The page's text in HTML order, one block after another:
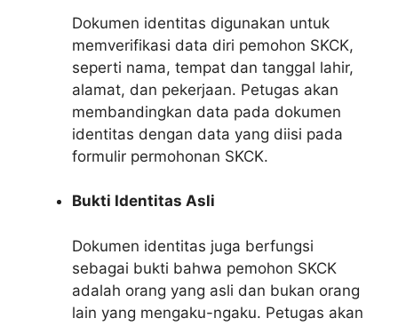
Dokumen identitas digunakan untuk
memverifikasi data diri pemohon SKCK,
seperti nama, tempat dan tanggal lahir,
alamat, dan pekerjaan. Petugas akan
membandingkan data pada dokumen
identitas dengan data yang diisi pada
formulir permohonan SKCK.
Bukti Identitas Asli
Dokumen identitas juga berfungsi
sebagai bukti bahwa pemohon SKCK
adalah orang yang asli dan bukan orang
lain yang mengaku-ngaku. Petugas akan